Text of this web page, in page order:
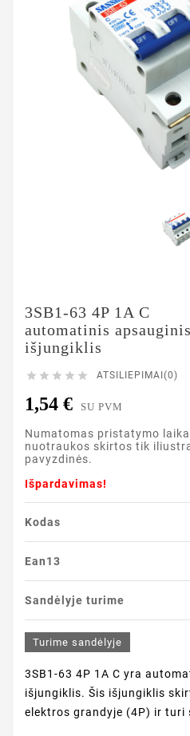
3SB1-63 4P 1A C
automatinis apsauginis
išjungiklis
     ATSILIEPIMAI(0)
1,54 € SU PVM
Numatomas pristatymo
nuotraukos skirtos tik
pavyzdinės.
Išpardavimas!
Kodas
Ean13
Sandėlyje turime
Turime sandėlyje
3SB1-63 4P 1A C yra
išjungiklis. Šis išjungiklis
elektros grandyje (4P) ir turi